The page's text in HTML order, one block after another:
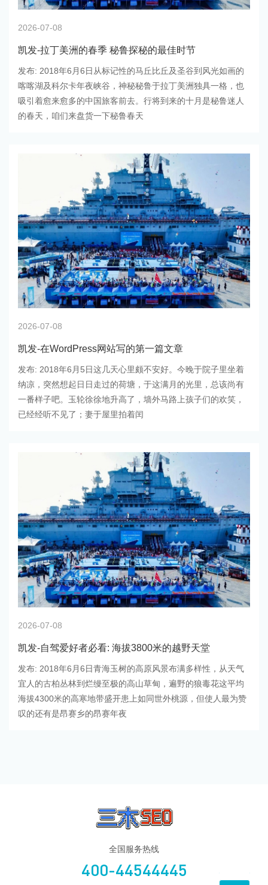
2026-07-08
凯发-拉丁美洲的春季 秘鲁探秘的最佳时节
发布: 2018年6月6日从标记性的马丘比丘及圣谷到风光如画的
喀喀湖及科尔卡年夜峡谷，神秘秘鲁于拉丁美洲独具一格，也
吸引着愈来愈多的中国旅客前去。行将到来的十月是秘鲁迷人
的春天，咱们来盘货一下秘鲁春天
2026-07-08
凯发-在WordPress网站写的第一篇文章
发布: 2018年6月5日这几天心里颇不安好。今晚于院子里坐着
纳凉，突然想起日日走过的荷塘，于这满月的光里，总该尚有
一番样子吧。玉轮徐徐地升高了，墙外马路上孩子们的欢笑，
已经经听不见了；妻于屋里拍着闰
2026-07-08
凯发-自驾爱好者必看: 海拔3800米的越野天堂
发布: 2018年6月6日青海玉树的高原风景布满多样性，从天气
宜人的古柏丛林到烂缦至极的高山草甸，遍野的狼毒花这平均
海拔4300米的高寒地带盛开患上如同世外桃源，但使人最为赞
叹的还有是昂赛乡的昂赛年夜
全国服务热线
400-44544445